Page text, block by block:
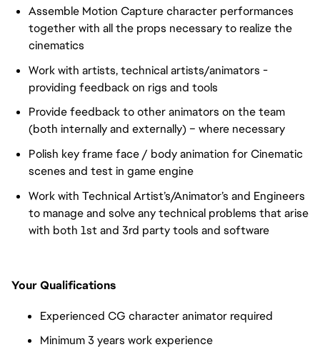
Assemble Motion Capture character performances
together with all the props necessary to realize the
cinematics
Work with artists, technical artists/animators -
providing feedback on rigs and tools
Provide feedback to other animators on the team
(both internally and externally) – where necessary
Polish key frame face / body animation for Cinematic
scenes and test in game engine
Work with Technical Artist’s/Animator’s and Engineers
to manage and solve any technical problems that arise
with both 1st and 3rd party tools and software
Your Qualifications
Experienced CG character animator required
Minimum 3 years work experience